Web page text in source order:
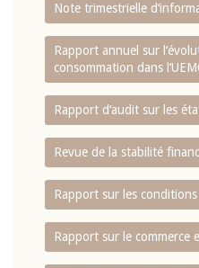
Note trimestrielle
Rapport annuel sur
consommation dans
Rapport d‘audit sur les
Revue de la stabilité
Rapport sur les conditions
Rapport sur le commerce